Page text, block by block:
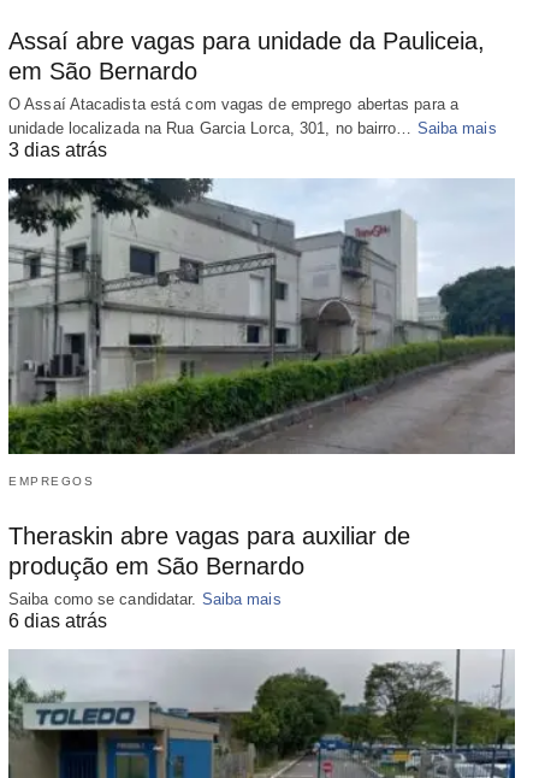
Assaí abre vagas para unidade da Pauliceia,
em São Bernardo
O Assaí Atacadista está com vagas de emprego abertas para a
unidade localizada na Rua Garcia Lorca, 301, no bairro… Saiba mais
3 dias atrás
EMPREGOS
Theraskin abre vagas para auxiliar de
produção em São Bernardo
Saiba como se candidatar. Saiba mais
6 dias atrás